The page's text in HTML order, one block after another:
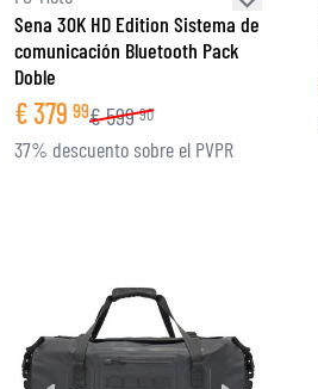
Sena 30K HD Edition Sistema de
comunicación Bluetooth Pack
Doble
€379 99€599 90
37% descuento sobre el PVPR